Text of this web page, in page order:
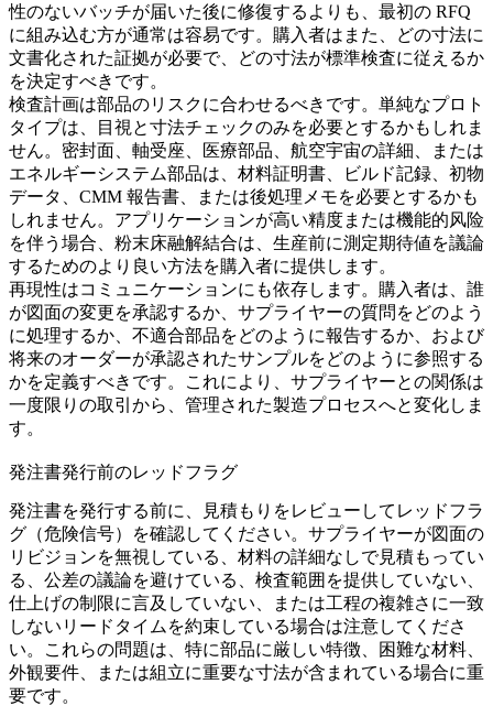
性のないバッチが届いた後に修復するよりも、最初の RFQ
に組み込む方が通常は容易です。購入者はまた、どの寸法に
文書化された証拠が必要で、どの寸法が標準検査に従えるか
を決定すべきです。
検査計画は部品のリスクに合わせるべきです。単純なプロト
タイプは、目視と寸法チェックのみを必要とするかもしれま
せん。密封面、軸受座、医療部品、航空宇宙の詳細、または
エネルギーシステム部品は、材料証明書、ビルド記録、初物
データ、CMM 報告書、または後処理メモを必要とするかも
しれません。アプリケーションが高い精度または機能的风险
を伴う場合、 粉末床融解結合は、生産前に測定期待値を議論
するためのより良い方法を購入者に提供します。
再現性はコミュニケーションにも依存します。購入者は、誰
が図面の変更を承認するか、サプライヤーの質問をどのよう
に処理するか、不適合部品をどのように報告するか、および
将来のオーダーが承認されたサンプルをどのように参照する
かを定義すべきです。これにより、サプライヤーとの関係は
一度限りの取引から、管理された製造プロセスへと変化しま
す。
発注書発行前のレッドフラグ
発注書を発行する前に、見積もりをレビューしてレッドフラ
グ（危険信号）を確認してください。サプライヤーが図面の
リビジョンを無視している、材料の詳細なしで見積もってい
る、公差の議論を避けている、検査範囲を提供していない、
仕上げの制限に言及していない、または工程の複雑さに一致
しないリードタイムを約束している場合は注意してくださ
い。これらの問題は、特に部品に厳しい特徴、困難な材料、
外観要件、または組立に重要な寸法が含まれている場合に重
要です。